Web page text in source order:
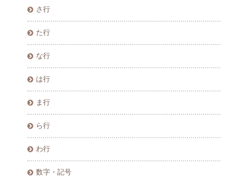
さ行
た行
な行
は行
ま行
ら行
わ行
数字・記号